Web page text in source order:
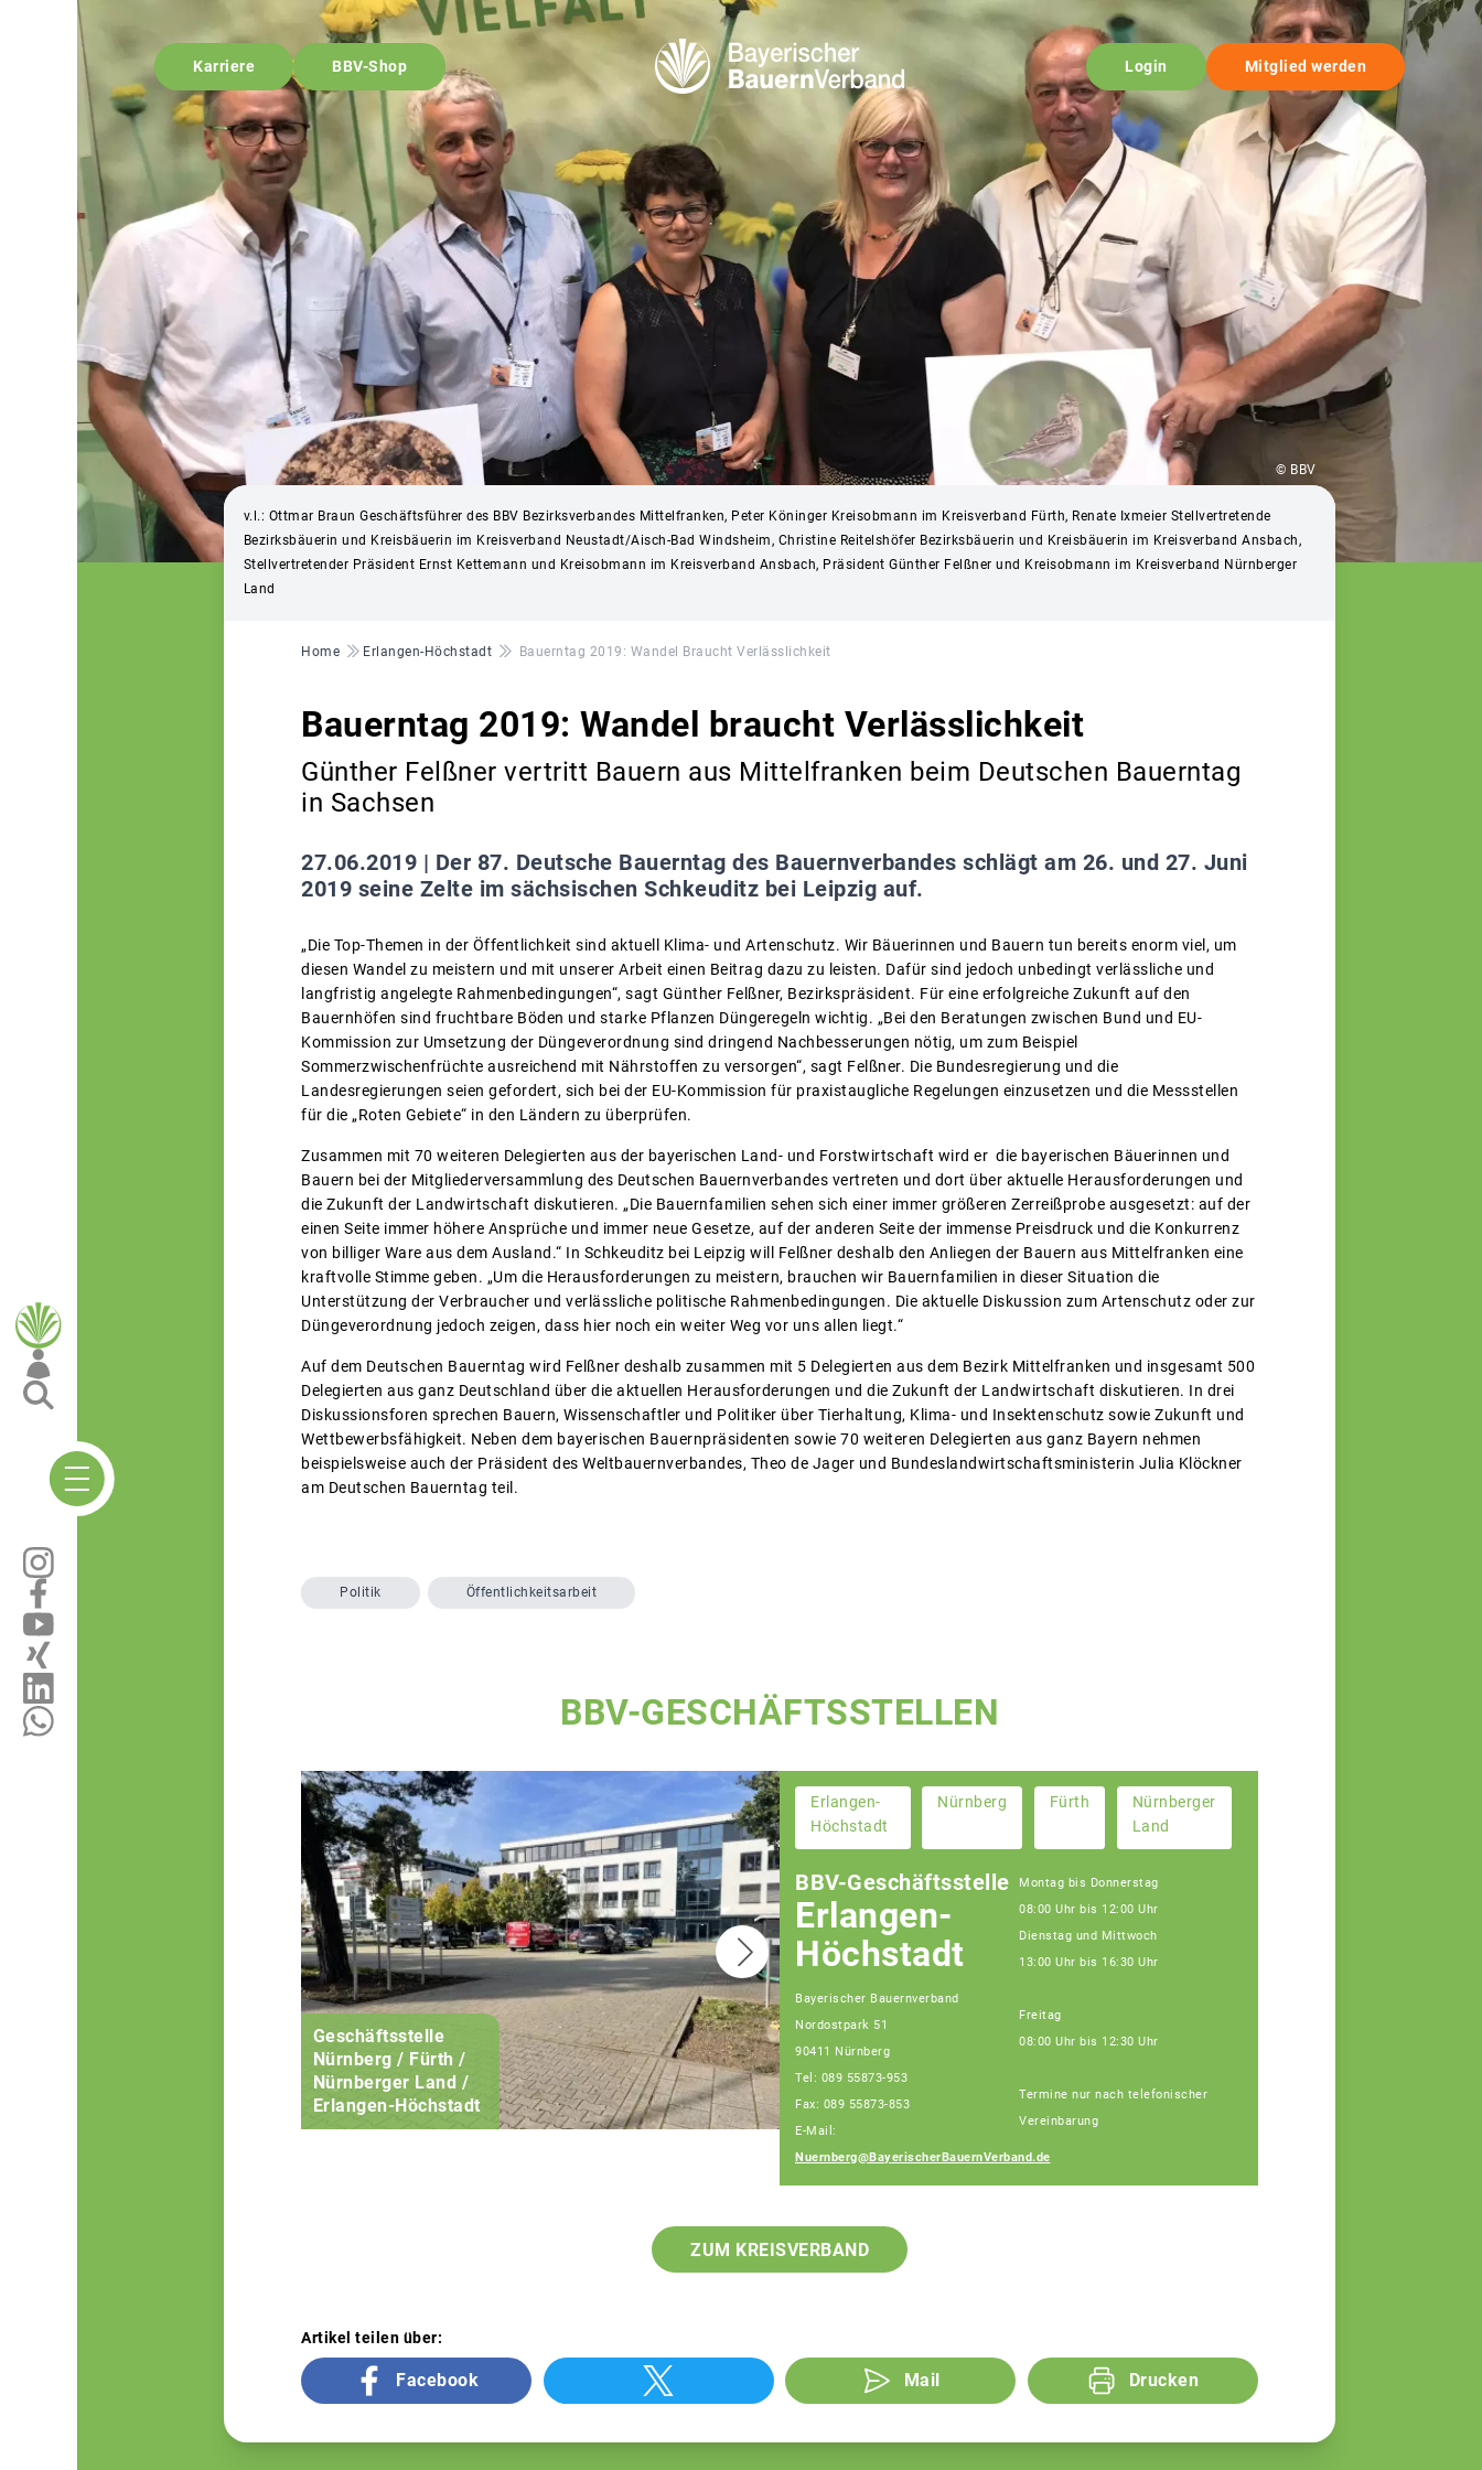
Karriere BBV-Shop Login Mitglied werden
© BBV
v.l.: Ottmar Braun Geschäftsführer des BBV Bezirksverbandes Mittelfranken, Peter Köninger Kreisobmann im Kreisverband Fürth, Renate Ixmeier Stellvertretende
Bezirksbäuerin und Kreisbäuerin im Kreisverband Neustadt/Aisch-Bad Windsheim, Christine Reitelshöfer Bezirksbäuerin und Kreisbäuerin im Kreisverband Ansbach,
Stellvertretender Präsident Ernst Kettemann und Kreisobmann im Kreisverband Ansbach, Präsident Günther Felßner und Kreisobmann im Kreisverband Nürnberger
Land
Pfadnavigation
Home Erlangen-Höchstadt Bauerntag 2019: Wandel Braucht Verlässlichkeit
Bauerntag 2019: Wandel braucht Verlässlichkeit
Günther Felßner vertritt Bauern aus Mittelfranken beim Deutschen Bauerntag
in Sachsen
27.06.2019 | Der 87. Deutsche Bauerntag des Bauernverbandes schlägt am 26. und 27. Juni
2019 seine Zelte im sächsischen Schkeuditz bei Leipzig auf.
„Die Top-Themen in der Öffentlichkeit sind aktuell Klima- und Artenschutz. Wir Bäuerinnen und Bauern tun bereits enorm viel, um
diesen Wandel zu meistern und mit unserer Arbeit einen Beitrag dazu zu leisten. Dafür sind jedoch unbedingt verlässliche und
langfristig angelegte Rahmenbedingungen“, sagt Günther Felßner, Bezirkspräsident. Für eine erfolgreiche Zukunft auf den
Bauernhöfen sind fruchtbare Böden und starke Pflanzen Düngeregeln wichtig. „Bei den Beratungen zwischen Bund und EU-
Kommission zur Umsetzung der Düngeverordnung sind dringend Nachbesserungen nötig, um zum Beispiel
Sommerzwischenfrüchte ausreichend mit Nährstoffen zu versorgen“, sagt Felßner. Die Bundesregierung und die
Landesregierungen seien gefordert, sich bei der EU-Kommission für praxistaugliche Regelungen einzusetzen und die Messstellen
für die „Roten Gebiete“ in den Ländern zu überprüfen.
Zusammen mit 70 weiteren Delegierten aus der bayerischen Land- und Forstwirtschaft wird er die bayerischen Bäuerinnen und
Bauern bei der Mitgliederversammlung des Deutschen Bauernverbandes vertreten und dort über aktuelle Herausforderungen und
die Zukunft der Landwirtschaft diskutieren. „Die Bauernfamilien sehen sich einer immer größeren Zerreißprobe ausgesetzt: auf der
einen Seite immer höhere Ansprüche und immer neue Gesetze, auf der anderen Seite der immense Preisdruck und die Konkurrenz
von billiger Ware aus dem Ausland.“ In Schkeuditz bei Leipzig will Felßner deshalb den Anliegen der Bauern aus Mittelfranken eine
kraftvolle Stimme geben. „Um die Herausforderungen zu meistern, brauchen wir Bauernfamilien in dieser Situation die
Unterstützung der Verbraucher und verlässliche politische Rahmenbedingungen. Die aktuelle Diskussion zum Artenschutz oder zur
Düngeverordnung jedoch zeigen, dass hier noch ein weiter Weg vor uns allen liegt.“
Auf dem Deutschen Bauerntag wird Felßner deshalb zusammen mit 5 Delegierten aus dem Bezirk Mittelfranken und insgesamt 500
Delegierten aus ganz Deutschland über die aktuellen Herausforderungen und die Zukunft der Landwirtschaft diskutieren. In drei
Diskussionsforen sprechen Bauern, Wissenschaftler und Politiker über Tierhaltung, Klima- und Insektenschutz sowie Zukunft und
Wettbewerbsfähigkeit. Neben dem bayerischen Bauernpräsidenten sowie 70 weiteren Delegierten aus ganz Bayern nehmen
beispielsweise auch der Präsident des Weltbauernverbandes, Theo de Jager und Bundeslandwirtschaftsministerin Julia Klöckner
am Deutschen Bauerntag teil.
Politik Öffentlichkeitsarbeit
BBV-GESCHÄFTSSTELLEN
Geschäftsstelle
Nürnberg / Fürth /
Nürnberger Land /
Erlangen-Höchstadt
Christian Huber
Geschäftsführer
Geschäftsstelle
Nürnberg
Erlangen-
Höchstadt
Nürnberg Fürth
Nürnberger
Land
BBV-Geschäftsstelle
Erlangen-
Höchstadt
Bayerischer Bauernverband
Nordostpark 51
90411 Nürnberg
Tel: 089 55873-953
Fax: 089 55873-853
E-Mail:
Nuernberg@BayerischerBauernVerband.de
Montag bis Donnerstag
08:00 Uhr bis 12:00 Uhr
Dienstag und Mittwoch
13:00 Uhr bis 16:30 Uhr
Freitag
08:00 Uhr bis 12:30 Uhr
Termine nur nach telefonischer
Vereinbarung
ZUM KREISVERBAND
Artikel teilen über:
Facebook Mail Drucken